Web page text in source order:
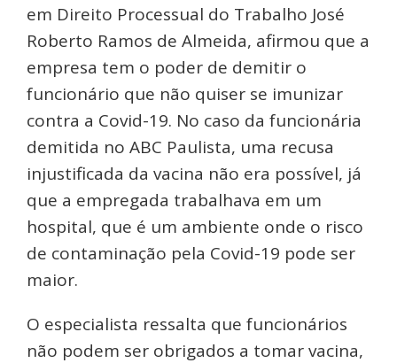
em Direito Processual do Trabalho José
Roberto Ramos de Almeida, afirmou que a
empresa tem o poder de demitir o
funcionário que não quiser se imunizar
contra a Covid-19. No caso da funcionária
demitida no ABC Paulista, uma recusa
injustificada da vacina não era possível, já
que a empregada trabalhava em um
hospital, que é um ambiente onde o risco
de contaminação pela Covid-19 pode ser
maior.
O especialista ressalta que funcionários
não podem ser obrigados a tomar vacina,